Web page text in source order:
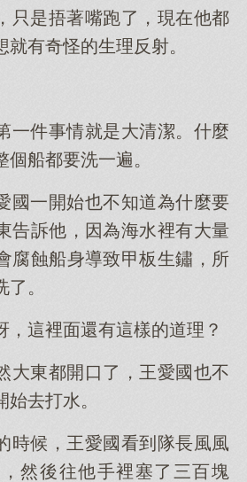
只是捂著嘴跑了，現在他都
有奇怪的生理反射。
一件事情就是大清潔。什麼
船都要洗一遍。
國一開始也不知道為什麼要
告訴他，因為海水裡有大量
腐蝕船身導致甲板生鏽，所
。
，這裡面還有這樣的道理？
大東都開口了，王愛國也不
去打水。
時候，王愛國看到隊長風風
然後往他手裡塞了三百塊